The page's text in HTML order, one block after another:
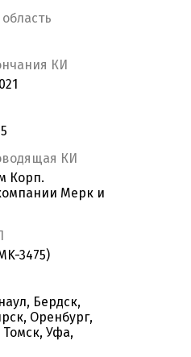
КИ
КИ
Корп.
Мерк и
3475)
Бердск,
Оренбург,
Томск, Уфа,